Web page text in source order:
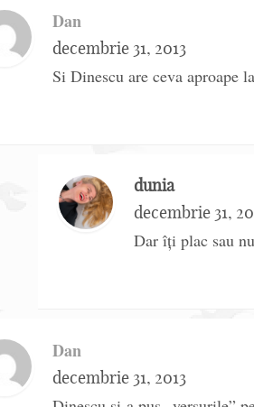
Dan
decembrie 31, 2013
Si Dinescu are ceva aproape
dunia
decembrie 31,
Dar îți plac sau
Dan
decembrie 31, 2013